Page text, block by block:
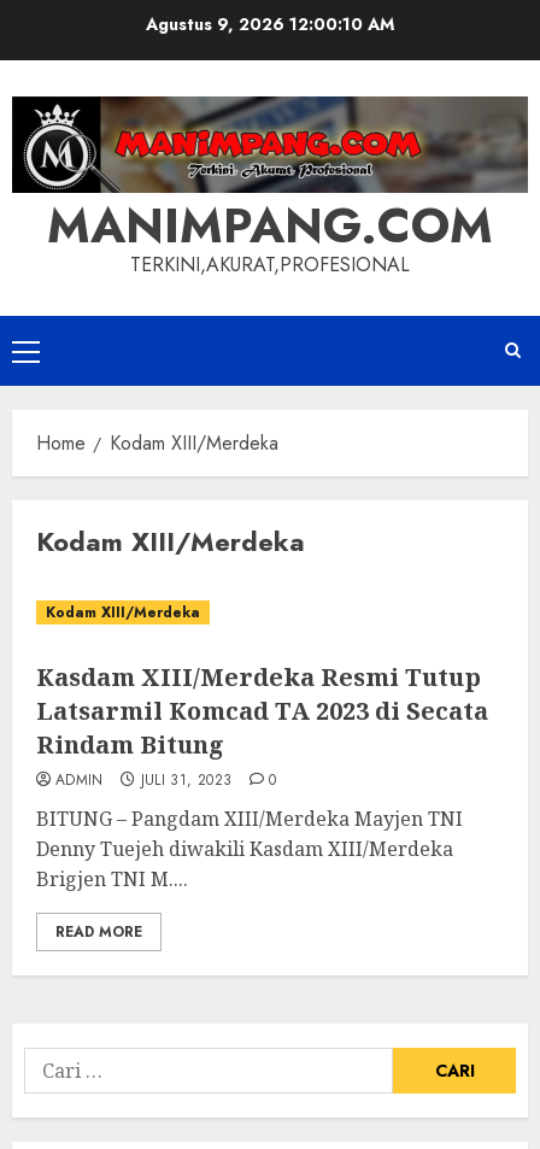
Agustus 9, 2026 12:00:10 AM
MANIMPANG.COM
TERKINI,AKURAT,PROFESIONAL
Primary
Menu
Home Kodam XIII/Merdeka
Kodam XIII/Merdeka
Kodam XIII/Merdeka
Kasdam XIII/Merdeka Resmi Tutup
Latsarmil Komcad TA 2023 di Secata
Rindam Bitung
ADMIN JULI 31, 2023 0
BITUNG – Pangdam XIII/Merdeka Mayjen TNI
Denny Tuejeh diwakili Kasdam XIII/Merdeka
Brigjen TNI M....
READ MORE
Cari
untuk: